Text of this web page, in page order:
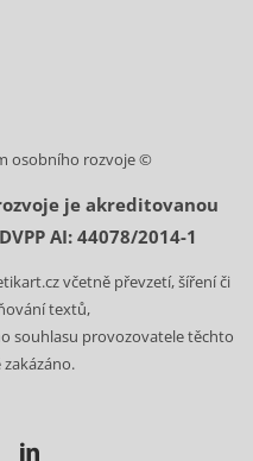
osobního rozvoje ©
je akreditovanou
AI: 44078/2014-1
včetně převzetí, šíření či
textů,
souhlasu provozovatele těchto
LinkedIn